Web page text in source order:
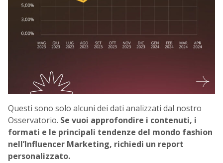
Questi sono solo alcuni dei dati analizzati dal nostro
Osservatorio. Se vuoi approfondire i contenuti, i
formati e le principali tendenze del mondo fashion
nell’Influencer Marketing, richiedi un report
personalizzato.